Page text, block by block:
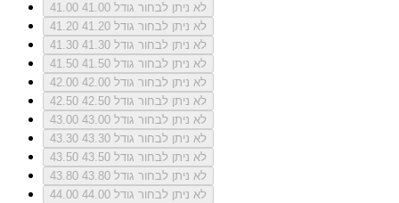
41.00
לא ניתן לבחור גודל 41.00
41.20
לא ניתן לבחור גודל 41.20
41.30
לא ניתן לבחור גודל 41.30
41.50
לא ניתן לבחור גודל 41.50
42.00
לא ניתן לבחור גודל 42.00
42.50
לא ניתן לבחור גודל 42.50
43.00
לא ניתן לבחור גודל 43.00
43.30
לא ניתן לבחור גודל 43.30
43.50
לא ניתן לבחור גודל 43.50
43.80
לא ניתן לבחור גודל 43.80
44.00
לא ניתן לבחור גודל 44.00